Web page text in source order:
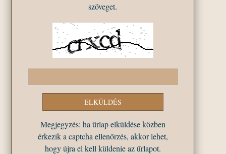
szöveget.
Megjegyzés: ha űrlap elküldése közben
érkezik a captcha ellenőrzés, akkor lehet,
hogy újra el kell küldenie az űrlapot.